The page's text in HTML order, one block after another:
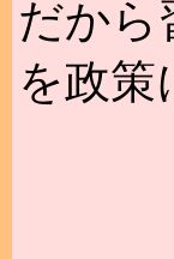
だから
を政策